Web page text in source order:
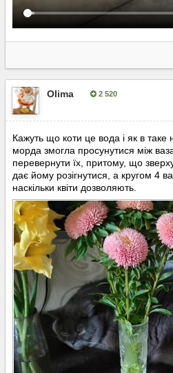
Olima 2 520
Кажуть що коти це вода і як в таке
морда змогла просунутися між
перевернути їх, притому, що
дає йому розігнутися, а кругом 4
наскільки квіти дозволяють.